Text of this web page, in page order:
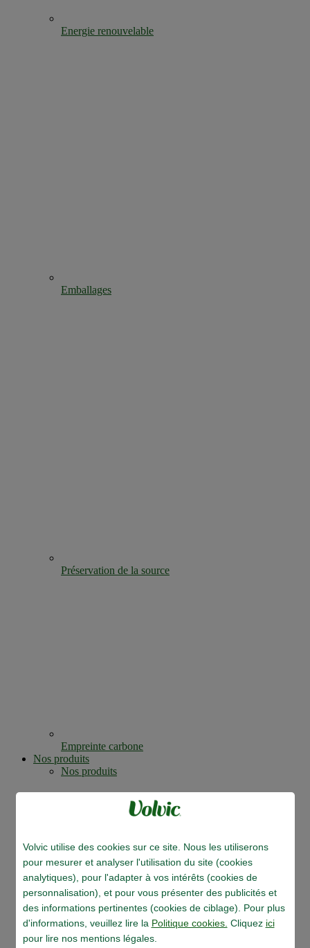
Energie renouvelable
Emballages
Préservation de la source
Empreinte carbone
Nos produits
Nos produits
Volvic utilise des cookies sur ce site. Nous les utiliserons
pour mesurer et analyser l'utilisation du site (cookies
analytiques), pour l'adapter à vos intérêts (cookies de
personnalisation), et pour vous présenter des publicités et
des informations pertinentes (cookies de ciblage). Pour plus
d'informations, veuillez lire la Politique cookies. Cliquez ici
pour lire nos mentions légales.